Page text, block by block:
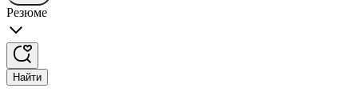
Резюме
Найти